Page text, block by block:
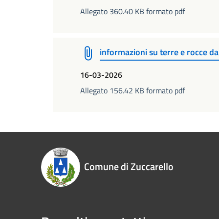
Allegato 360.40 KB formato pdf
informazioni su terre e rocce
16-03-2026
Allegato 156.42 KB formato pdf
Comune di Zuccarello